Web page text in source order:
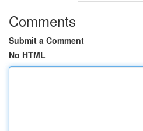
Comments
Submit a Comment
No HTML